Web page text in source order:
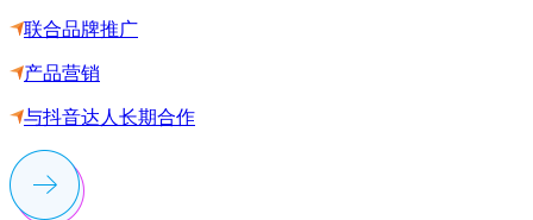
联合品牌推广
产品营销
与抖音达人长期合作